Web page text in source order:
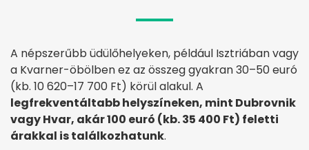
A népszerűbb üdülőhelyeken, például Isztriában vagy
a Kvarner-öbölben ez az összeg gyakran 30–50 euró
(kb. 10 620–17 700 Ft) körül alakul. A
legfrekventáltabb helyszíneken, mint Dubrovnik
vagy Hvar, akár 100 euró (kb. 35 400 Ft) feletti
árakkal is találkozhatunk.